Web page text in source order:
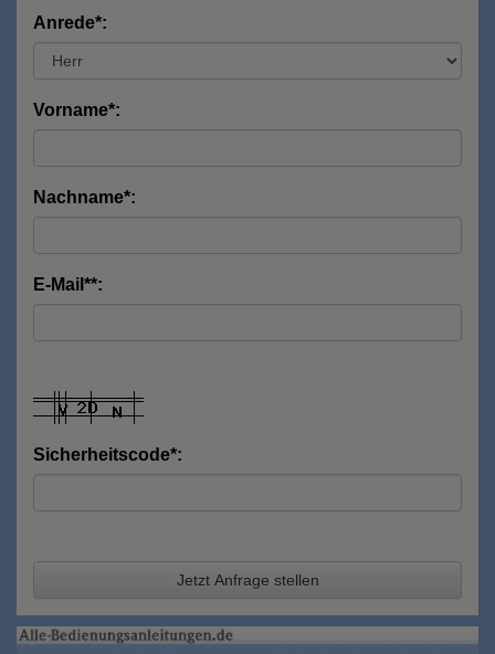
Anrede*:
Vorname*:
Nachname*:
E-Mail**:
Sicherheitscode*:
Jetzt Anfrage stellen